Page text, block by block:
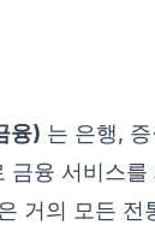
융) 는 은행,
융 서비스
거의 모든